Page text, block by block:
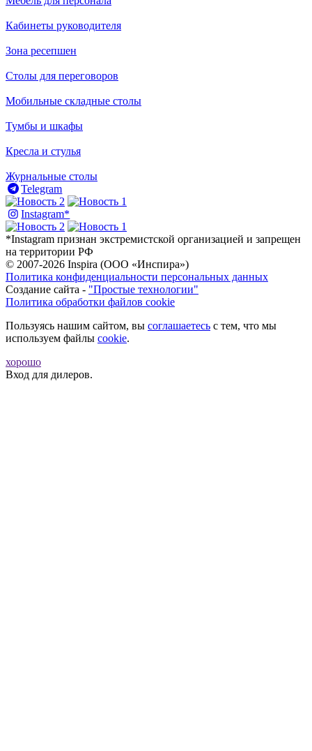
Кабинеты руководителя
Зона ресепшен
Столы для переговоров
Мобильные складные столы
Тумбы и шкафы
Кресла и стулья
Журнальные столы
Telegram
Instagram*
*Instagram признан экстремистской организацией и запрещен
на территории РФ
© 2007-2026 Inspira (ООО «Инспира»)
Политика конфиденциальности персональных данных
Создание сайта - "Простые технологии"
Политика обработки файлов cookie
Пользуясь нашим сайтом, вы соглашаетесь с тем, что мы
используем файлы cookie.
хорошо
Вход для дилеров.